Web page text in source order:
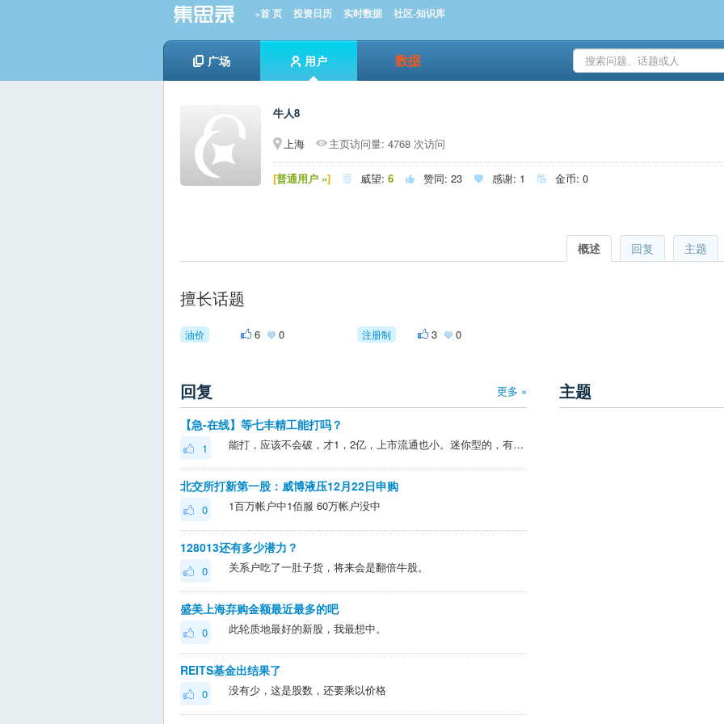
»首 页 投资日历 实时数据 社区-知识库
广场 用户 数据
牛人8
上海
主页访问量: 4768 次访问
[普通用户 »]  威望: 6  赞同: 23  感谢: 1  金币: 0
主题
回复
概述
擅长话题
油价 6 0 注册制 3 0
更多 »
回复
【急-在线】等七丰精工能打吗？
1 能打，应该不会破，才1，2亿，上市流通也小。迷你型的，有点军工题材。
北交所打新第一股：威博液压12月22日申购
0 1百万帐户中1佰服 60万帐户没中
128013还有多少潜力？
0 关系户吃了一肚子货，将来会是翻倍牛股。
盛美上海弃购金额最近最多的吧
0 此轮质地最好的新股，我最想中。
REITS基金出结果了
0 没有少，这是股数，还要乘以价格
主题